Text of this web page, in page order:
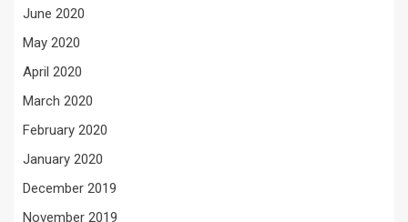
June 2020
May 2020
April 2020
March 2020
February 2020
January 2020
December 2019
November 2019